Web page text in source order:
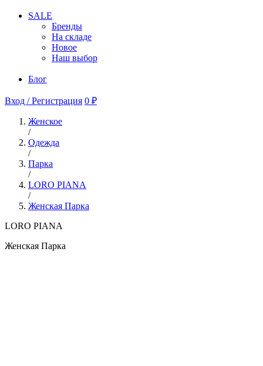
SALE
Бренды
На складе
Новое
Наш выбор
Блог
Вход / Регистрация 0 ₽
Женское
/
Одежда
/
Парка
/
LORO PIANA
/
Женская Парка
LORO PIANA
Женская Парка